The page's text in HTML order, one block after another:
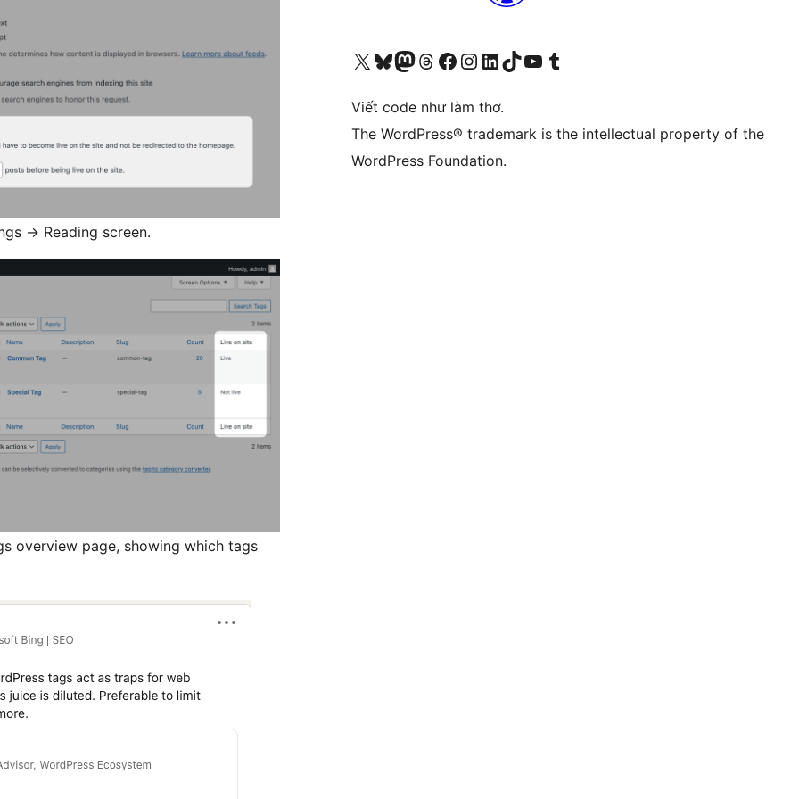
→ Reading screen.
overview page, showing which tags
Truy cập tài khoản X (trước đây là Twitter) của chúng tôiVisit our Bluesky account
Visit our Mastodon account
Visit our Threads account
Xem trang Facebook của chúng tôiTruy cập tài khoản Instagram của chúng tôiTruy cập tài khoản LinkedIn của chúng tôiVisit our TikTok account
Truy cập kênh YouTube của chúng tôi Visit our Tumblr account
Viết code như làm thơ.
The WordPress® trademark is the intellectual property of the
WordPress Foundation.